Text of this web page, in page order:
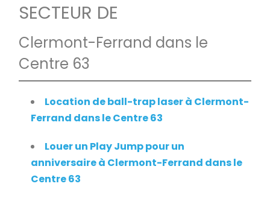
SECTEUR DE
Clermont-Ferrand dans le
Centre 63
Location de ball-trap laser à Clermont-
Ferrand dans le Centre 63
Louer un Play Jump pour un
anniversaire à Clermont-Ferrand dans le
Centre 63